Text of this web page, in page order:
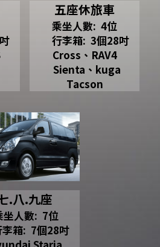
五座休旅車
乘坐人數:  4位
     行李箱:  3個28吋
Cross、RAV4
  Sienta、kuga
Tacson
.八.九座​
坐人數:  7位
行李箱:  7個28吋